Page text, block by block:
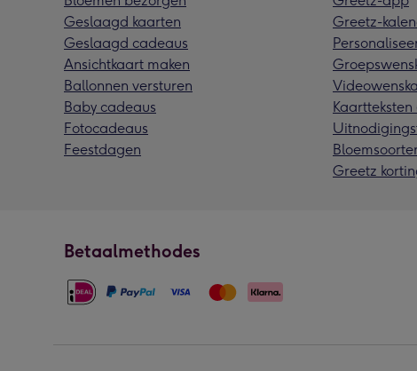
Geslaagd kaarten
Geslaagd cadeaus
Ansichtkaart maken
Ballonnen versturen
Baby cadeaus
Fotocadeaus
Feestdagen
Greetz-
Greetz
Betaalmethodes